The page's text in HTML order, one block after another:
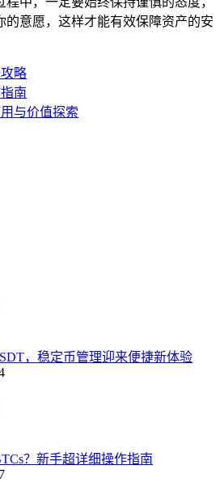
的意愿，这样才能有效保障资产的安
略
南
与价值探索
，稳定币管理迎来便捷新体验
？新手超详细操作指南